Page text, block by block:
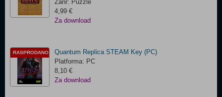
Žanr: Puzzle
4,99 €
Za download
RASPRODANO
Quantum Replica STEAM Key (PC)
Platforma: PC
8,10 €
Za download